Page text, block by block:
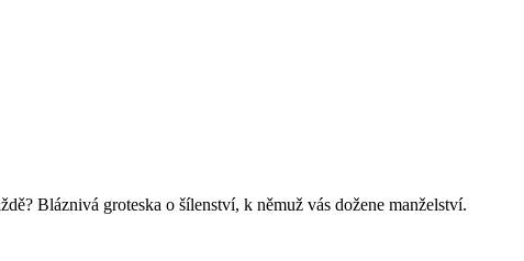
Bláznivá groteska o šílenství, k němuž vás dožene manželství.